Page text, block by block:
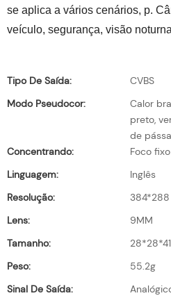
se aplica a vários cenários, p.
veículo, segurança, visão
Tipo De Saída:
CVBS
Modo Pseudocor:
Calor
preto,
de
Concentrando:
Foco fixo
Linguagem:
Inglês
Resolução:
384*288
Lens:
9MM
Tamanho:
Peso:
55.2g
Sinal De Saída: